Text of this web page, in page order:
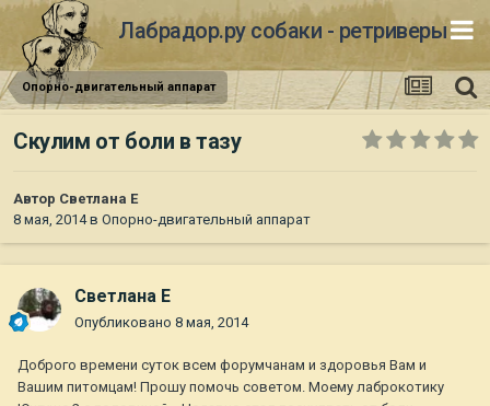
Лабрадор.ру собаки - ретриверы
Опорно-двигательный аппарат
Скулим от боли в тазу
Автор Светлана Е
8 мая, 2014в Опорно-двигательный аппарат
Светлана Е
Опубликовано 8 мая, 2014
Доброго времени суток всем форумчанам и здоровья Вам и
Вашим питомцам! Прошу помочь советом. Моему лаброкотику